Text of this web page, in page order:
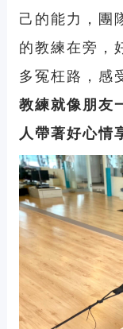
己的能力，團
的教練在旁，
多冤枉路，感
教練就像朋友
人帶著好心情